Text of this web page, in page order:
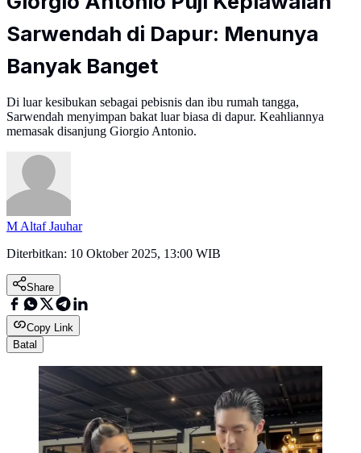
Sarwendah di Dapur: Menunya
Banyak Banget
Di luar kesibukan sebagai pebisnis dan ibu rumah tangga,
Sarwendah menyimpan bakat luar biasa di dapur. Keahliannya
memasak disanjung Giorgio Antonio.
M Altaf Jauhar
Diterbitkan: 10 Oktober 2025, 13:00 WIB
Share
Copy Link
Batal